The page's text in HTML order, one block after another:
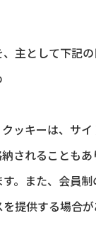
主として下記の
ッキーは、サ
されることもあ
。また、会員
提供する場合